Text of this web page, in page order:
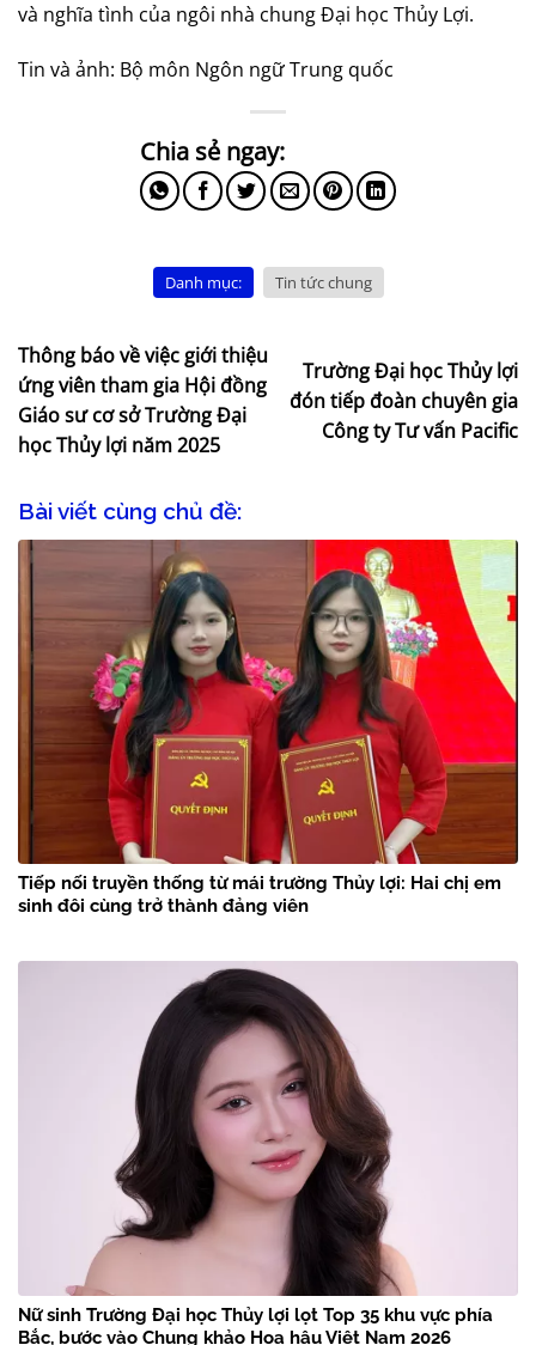
và nghĩa tình của ngôi nhà chung Đại học Thủy Lợi.
Tin và ảnh: Bộ môn Ngôn ngữ Trung quốc
Danh mục: Tin tức chung
Thông báo về việc giới thiệu
ứng viên tham gia Hội đồng
Giáo sư cơ sở Trường Đại
học Thủy lợi năm 2025
Trường Đại học Thủy lợi
đón tiếp đoàn chuyên gia
Công ty Tư vấn Pacific
Bài viết cùng chủ đề:
Tiếp nối truyền thống từ mái trường Thủy lợi: Hai chị em
sinh đôi cùng trở thành đảng viên
Nữ sinh Trường Đại học Thủy lợi lọt Top 35 khu vực phía
Bắc, bước vào Chung khảo Hoa hậu Việt Nam 2026